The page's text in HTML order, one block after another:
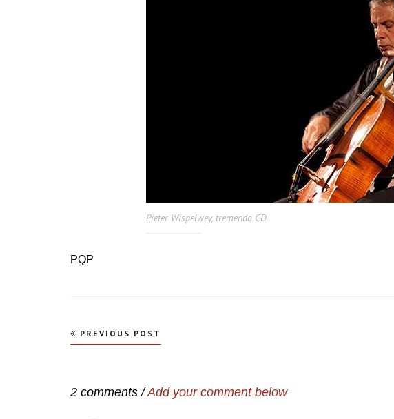
Pieter Wispelwey, tremendo CD
PQP
Navegação
PREVIOUS POST
2 comments /Add your comment below